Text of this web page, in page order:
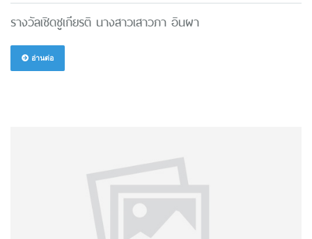
รางวัลเชิดชูเกียรติ นางสาวเสาวภา อินผา
อ่านต่อ